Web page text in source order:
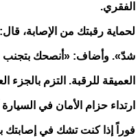
الفقري.
لحماية رقبتك من الإصابة،
شدّ». وأضاف: «أنصحك بتجنب
العميقة للرقبة. التزم
ارتداء حزام الأمان في
فوراً إذا كنت تشك في إصابتك